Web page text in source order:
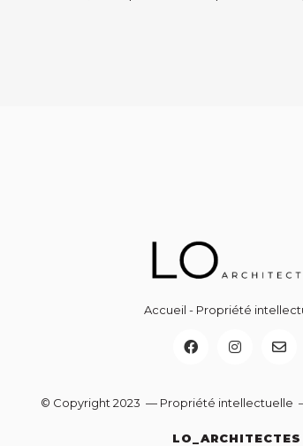
Accueil - Propriété
© Copyright 2023 — Propriété intellectuelle
LO_ARCHITECTES